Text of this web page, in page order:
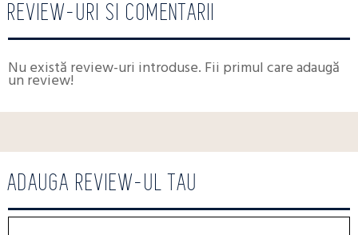
REVIEW-URI SI COMENTARII
Nu există review-uri introduse. Fii primul care adaugă
un review!
ADAUGA REVIEW-UL TAU